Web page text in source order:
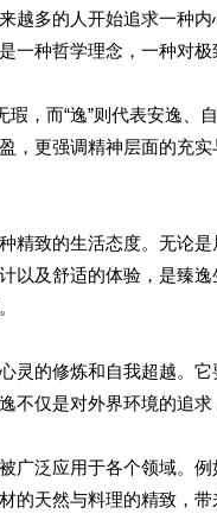
越多的人开始追求一种
一种哲学理念，一种对极
瑕，而“逸”则代表安逸
，更强调精神层面的充
精致的生活态度。无论
以及舒适的体验，是臻
灵的修炼和自我超越。
不仅是对外界环境的追
广泛应用于各个领域。
的天然与料理的精致，